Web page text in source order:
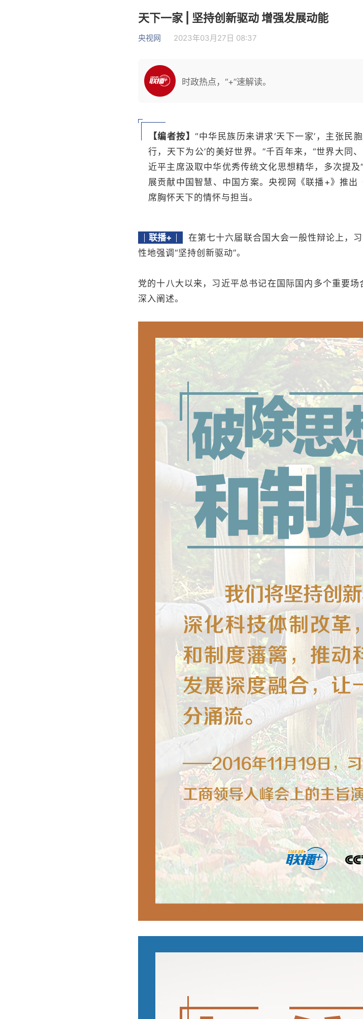
天下一家 | 坚持创新驱动 增强发展动能
央视网 2023年03月27日 08:37
时政热点，“+”速解读。
【编者按】“中华民族历来讲求‘天下一家’，主张民
行，天下为公’的美好世界。”千百年来，“世界大同
近平主席汲取中华优秀传统文化思想精华，多次提
展贡献中国智慧、中国方案。央视网《联播+》推
席胸怀天下的情怀与担当。
联播+
在第七十六届联合国大会一般性辩论上，
性地强调“坚持创新驱动”。
党的十八大以来，习近平总书记在国际国内多个重要
深入阐述。